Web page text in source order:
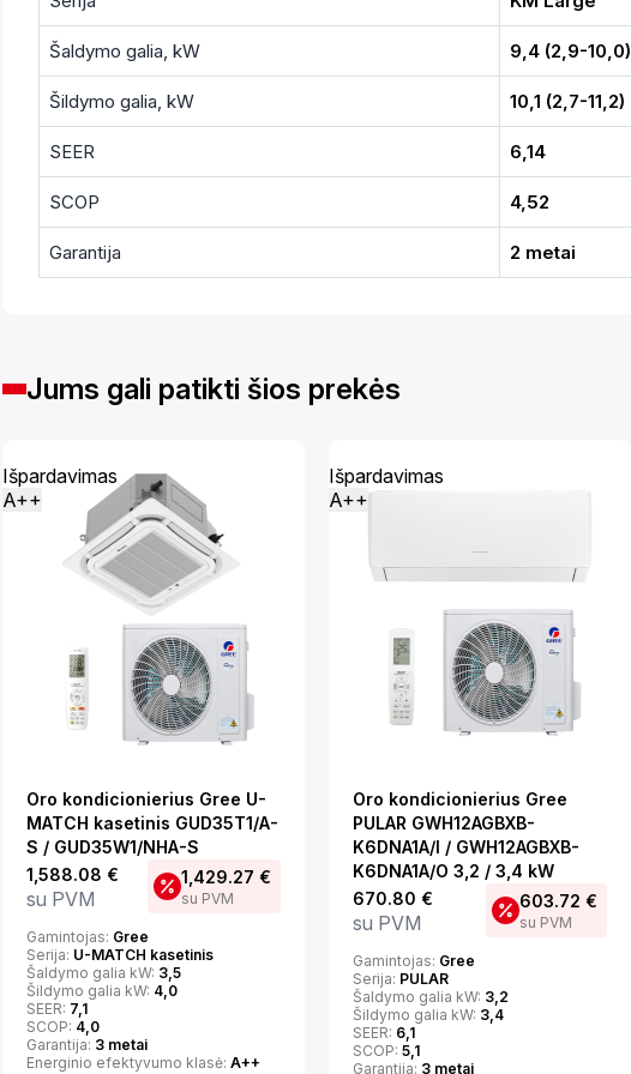
Šaldymo galia, kW 9,4 (2,9-10,0)
Šildymo galia, kW 10,1 (2,7-11,2)
SEER 6,14
SCOP 4,52
Garantija 2 metai
Jums gali patikti šios prekės
Išpardavimas
A++
Oro kondicionierius Gree U-
MATCH kasetinis GUD35T1/A-
S / GUD35W1/NHA-S
1,588.08 €
su PVM
1,429.27 €
su PVM
Gamintojas: Gree
Serija: U-MATCH kasetinis
Šaldymo galia kW: 3,5
Šildymo galia kW: 4,0
SEER: 7,1
SCOP: 4,0
Garantija: 3 metai
Energinio efektyvumo klasė: A++
Išpardavimas
A++
Oro kondicionierius Gree
PULAR GWH12AGBXB-
K6DNA1A/I / GWH12AGBXB-
K6DNA1A/O 3,2 / 3,4 kW
670.80 €
su PVM
603.72 €
su PVM
Gamintojas: Gree
Serija: PULAR
Šaldymo galia kW: 3,2
Šildymo galia kW: 3,4
SEER: 6,1
SCOP: 5,1
Garantija: 3 metai